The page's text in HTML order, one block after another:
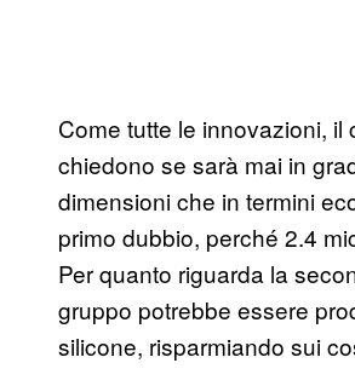
Come tutte le innovazioni,
chiedono se sarà mai in
dimensioni che in termini
primo dubbio, perché 2.4
Per quanto riguarda la
gruppo potrebbe essere
silicone, risparmiando sui